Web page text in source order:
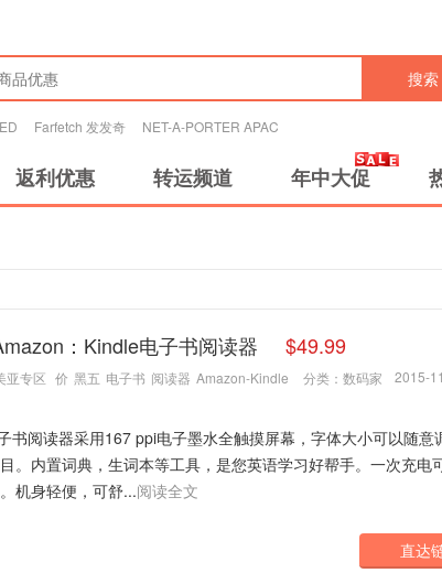
搜索
Farfetch 发发奇 NET-A-PORTER APAC
返利优惠 转运频道 年中大促
：Kindle电子书阅读器 $49.99
2015-
亚专区 价 黑五 电子书 阅读器 Amazon-Kindle 分类： 数码家
书阅读器采用167 ppi电子墨水全触摸屏幕，字体大小可以随意
。内置词典，生词本等工具，是您英语学习好帮手。一次充电
机身轻便，可舒...阅读全文
直达